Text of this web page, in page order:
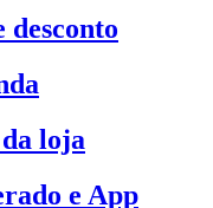
desconto
loja
e App